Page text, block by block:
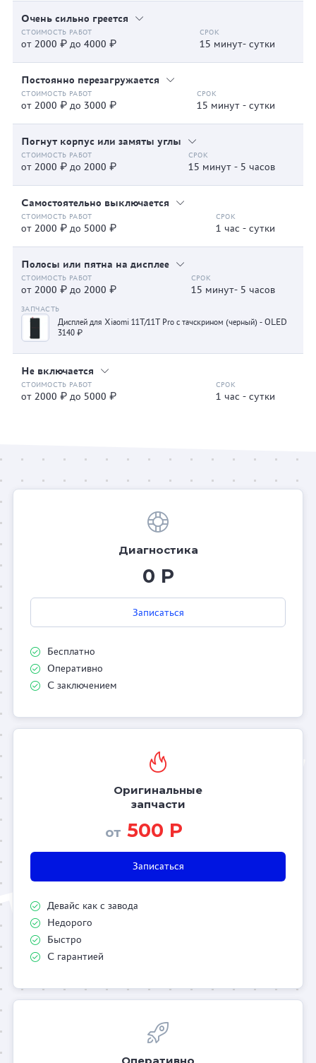
Очень сильно греется
от 2000 ₽ до 4000 ₽ 15 минут- сутки
Постоянно перезагружается
от 2000 ₽ до 3000 ₽ 15 минут - сутки
Погнут корпус или замяты углы
от 2000 ₽ до 2000 ₽ 15 минут - 5 часов
Самостоятельно выключается
от 2000 ₽ до 5000 ₽ 1 час - сутки
Полосы или пятна на дисплее
от 2000 ₽ до 2000 ₽ 15 минут- 5 часов
Дисплей для Xiaomi 11T/11T Pro с тачскрином (черный) - OLED
3140 ₽
Не включается
от 2000 ₽ до 5000 ₽ 1 час - сутки
Диагностика
0 Р
Записаться
Бесплатно
Оперативно
С заключением
Оригинальные
запчасти
от 500 Р
Записаться
Девайс как с завода
Недорого
Быстро
С гарантией